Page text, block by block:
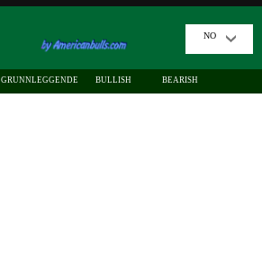
NO
GRUNNLEGGENDE BULLISH BEARISH